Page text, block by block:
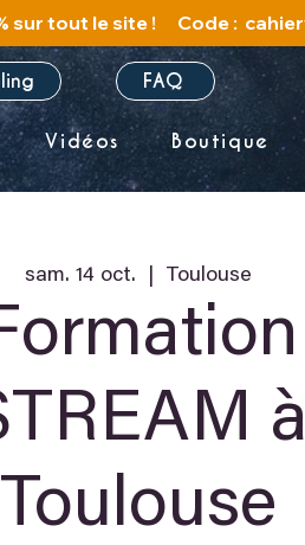
FAQ
Vidéos Boutique
sam. 14 oct. Toulouse
à
Toulouse